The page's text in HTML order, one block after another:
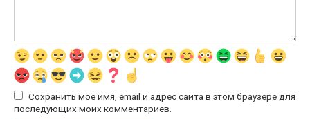
Сохранить моё имя, email и адрес сайта в этом браузере для
последующих моих комментариев.